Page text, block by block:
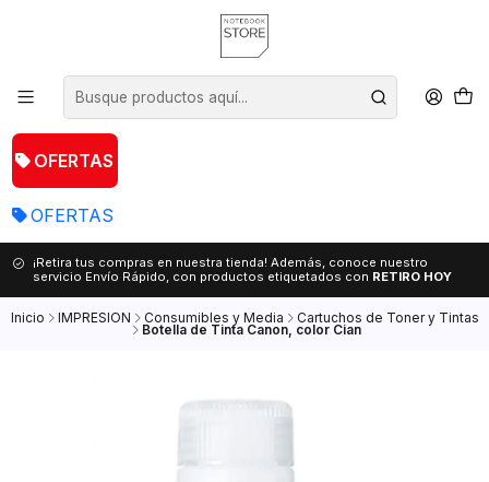
OFERTAS
OFERTAS
¡Retira tus compras en nuestra tienda! Además, conoce nuestro
servicio Envío Rápido, con productos etiquetados con RETIRO HOY
Inicio IMPRESION Consumibles y Media Cartuchos de Toner y Tintas
Botella de Tinta Canon, color Cian